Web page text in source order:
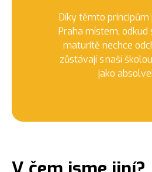
Díky těmto principům
Praha místem, odkud
maturitě nechce
zůstávají s naší
jako